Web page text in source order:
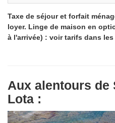
Taxe de séjour et forfait
loyer. Linge de maison en
à l'arrivée) : voir tarifs dans
Aux alentours de
Lota :